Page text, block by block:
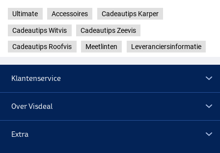
Ultimate Accessoires Cadeautips Karper
Cadeautips Witvis Cadeautips Zeevis
Cadeautips Roofvis Meetlinten Leveranciersinformatie
Klantenservice
Over Visdeal
Extra